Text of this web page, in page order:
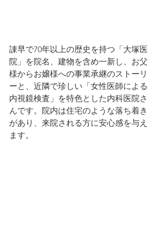
諌早で70年以上の歴史を持つ「大塚医
院」を院名、建物を含め一新し、お父
様からお嬢様への事業承継のストーリ
ーと、近隣で珍しい「女性医師による
内視鏡検査」を特色とした内科医院さ
んです。院内は住宅のような落ち着き
があり、来院される方に安心感を与え
ます。